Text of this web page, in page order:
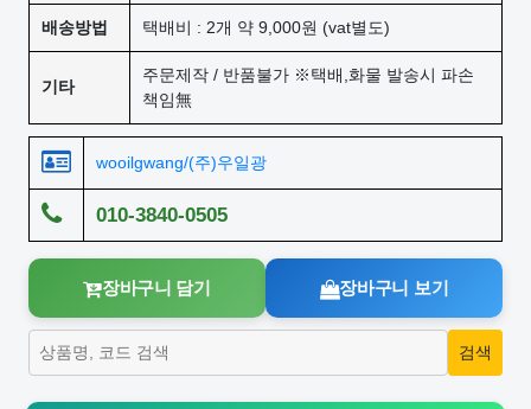
배송방법 택배비 : 2개 약 9,000원 (vat별도)
기타
주문제작 / 반품불가 ※택배,화물 발송시 파손
책임無
wooilgwang/(주)우일광
010-3840-0505
장바구니 담기 장바구니 보기